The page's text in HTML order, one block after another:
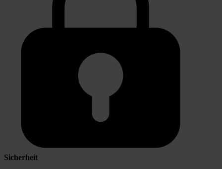
Sicherheit